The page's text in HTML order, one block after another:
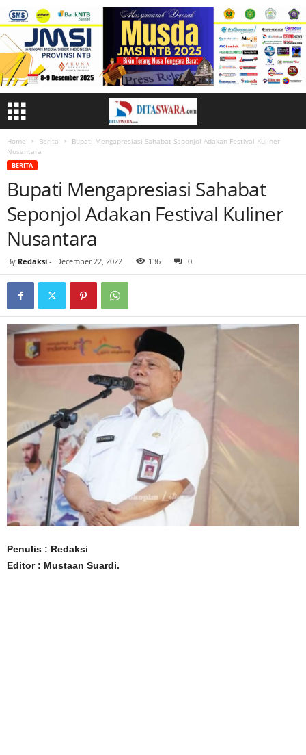
Home Berita
Bupati Mengapresiasi Sahabat Seponjol Adakan Festival Kuliner
Nusantara
BERITA
Bupati Mengapresiasi Sahabat
Seponjol Adakan Festival Kuliner
Nusantara
By Redaksi - December 22, 2022 136 0
Penulis : Redaksi
Editor : Mustaan ​​Suardi.